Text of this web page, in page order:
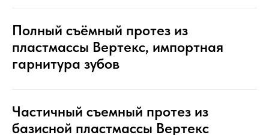
Полный съёмный протез из
пластмассы Вертекс, импортная
гарнитура зубов
Частичный съемный протез из
базисной пластмассы Вертекс